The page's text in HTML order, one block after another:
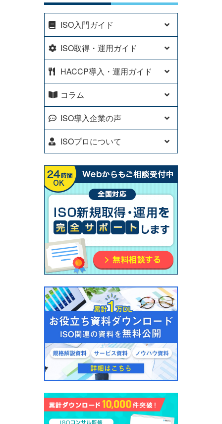
ISO入門ガイド
ISO取得・運用ガイド
HACCP導入・運用ガイド
コラム
ISO導入企業の声
ISOプロについて